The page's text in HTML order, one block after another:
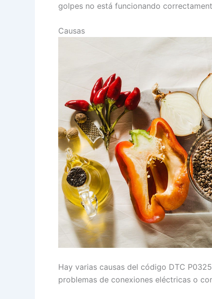
golpes no está funcionando
Causas
Hay varias causas del código DTC
problemas de conexiones eléctricas o